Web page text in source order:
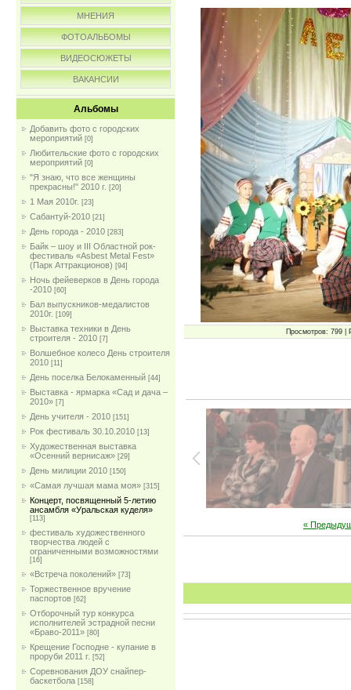
МНЕНИЯ
ФОТОАЛЬБОМЫ
ВИДЕОСЮЖЕТЫ
ВАКАНСИИ
Альбомы
Добавить фото с городских
мероприятий [0]
Любительские фото с городских
мероприятий [0]
"Я знаю, что все женщины
прекрасны!" 2010 г. [20]
1 Мая 2010г. [23]
Сабантуй-2010 [21]
День города - 2010 [283]
Байк – шоу и III Областной рок-
фестиваль «Asbest Metal Fest»
(Парк Аттракционов) [94]
Ночь фейеверков в День города
-2010 [60]
Бал выпускников-медалистов
2010г. [109]
Выставка техники в День
строителя - 2010 [7]
Волшебное колесо День строителя
2010 [11]
День поселка Белокаменный [44]
Выставка - ярмарка «Сад и дача –
2010» [7]
День учителя - 2010 [151]
Рок фестиваль 30.10.2010 [13]
Художественная выставка
«Осенний вернисаж» [29]
День милиции 2010 [150]
«Самая лучшая мама моя» [315]
Концерт, посвященный 5-летию
ансамбля «Уральская куделя»
[113]
фестиваль художественного
творчества людей с
ограниченными возможностями
[16]
«Встреча поколений» [73]
Торжественное вручение
паспортов [62]
Отборочный тур конкурса
исполнителей эстрадной песни
«Браво-2011» [80]
Крещение Господне - купание в
проруби 2011 г. [52]
Соревнования ДОУ снайпер-
баскетбола [158]
Просмотров: 799 |
«